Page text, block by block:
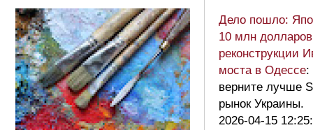
Дело пошло:
10 млн долларов
реконструкции
моста в Одессе:
верните лучше
рынок Украины.
2026-04-15